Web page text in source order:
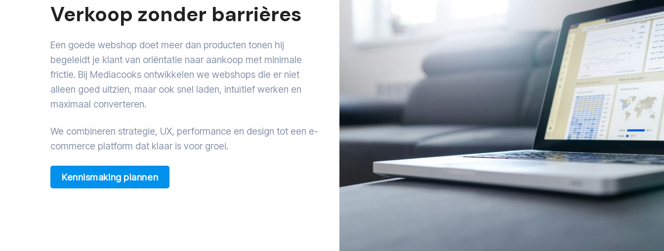
Verkoop zonder barrières
Een goede webshop doet meer dan producten tonen hij
begeleidt je klant van oriëntatie naar aankoop met minimale
frictie. Bij Mediacooks ontwikkelen we webshops die er niet
alleen goed uitzien, maar ook snel laden, intuïtief werken en
maximaal converteren.
We combineren strategie, UX, performance en design tot een e-
commerce platform dat klaar is voor groei.
Kennismaking plannen